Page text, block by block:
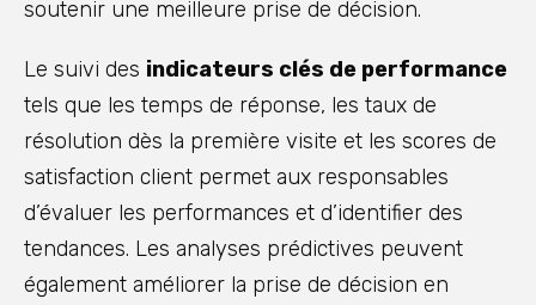
soutenir une meilleure prise de décision.
Le suivi des indicateurs clés de performance
tels que les temps de réponse, les taux de
résolution dès la première visite et les scores de
satisfaction client permet aux responsables
d’évaluer les performances et d’identifier des
tendances. Les analyses prédictives peuvent
également améliorer la prise de décision en